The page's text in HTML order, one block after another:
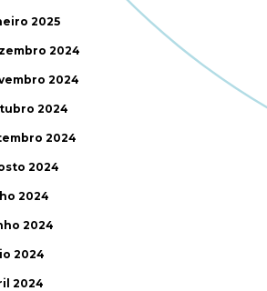
2025
2024
2024
2024
2024
2024
2024
2024
2024
2024